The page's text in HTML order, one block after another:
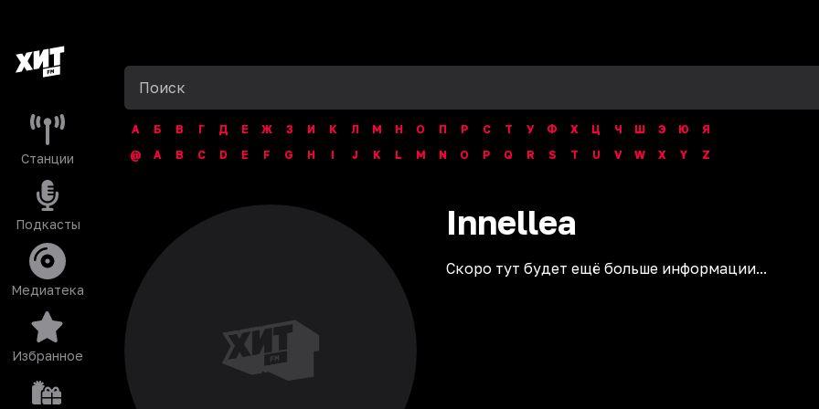
Станции
Подкасты
Медиатека
Избранное
А Б В Г Д Е Ж З И К Л М Н О П Р С Т У Ф Х Ц Ч Ш Э Ю
Я
@
A B C D E F G H I J K L M N O P Q R S T U V W X Y Z
Innellea
Скоро тут будет ещё больше информации...